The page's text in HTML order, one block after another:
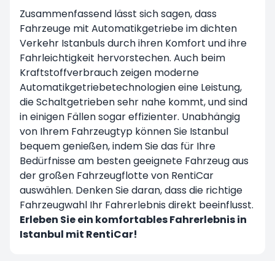
Zusammenfassend lässt sich sagen, dass
Fahrzeuge mit Automatikgetriebe im dichten
Verkehr Istanbuls durch ihren Komfort und ihre
Fahrleichtigkeit hervorstechen. Auch beim
Kraftstoffverbrauch zeigen moderne
Automatikgetriebetechnologien eine Leistung,
die Schaltgetrieben sehr nahe kommt, und sind
in einigen Fällen sogar effizienter. Unabhängig
von Ihrem Fahrzeugtyp können Sie Istanbul
bequem genießen, indem Sie das für Ihre
Bedürfnisse am besten geeignete Fahrzeug aus
der großen Fahrzeugflotte von RentiCar
auswählen. Denken Sie daran, dass die richtige
Fahrzeugwahl Ihr Fahrerlebnis direkt beeinflusst.
Erleben Sie ein komfortables Fahrerlebnis in
Istanbul mit RentiCar!